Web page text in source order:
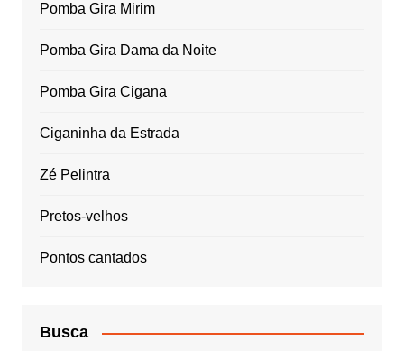
Pomba Gira Mirim
Pomba Gira Dama da Noite
Pomba Gira Cigana
Ciganinha da Estrada
Zé Pelintra
Pretos-velhos
Pontos cantados
Busca